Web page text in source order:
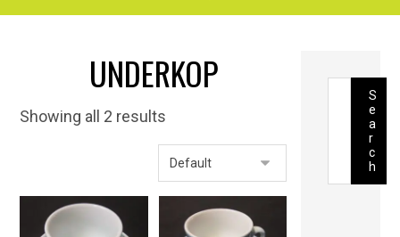
UNDERKOP
Showing all 2 results
S
e
a
r
c
h